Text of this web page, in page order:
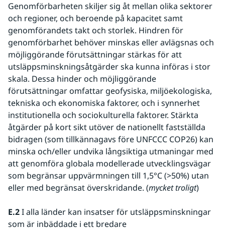
Genomförbarheten skiljer sig åt mellan olika sektorer
och regioner, och beroende på kapacitet samt
genomförandets takt och storlek. Hindren för
genomförbarhet behöver minskas eller avlägsnas och
möjliggörande förutsättningar stärkas för att
utsläppsminskningsåtgärder ska kunna införas i stor
skala. Dessa hinder och möjliggörande
förutsättningar omfattar geofysiska, miljöekologiska,
tekniska och ekonomiska faktorer, och i synnerhet
institutionella och sociokulturella faktorer. Stärkta
åtgärder på kort sikt utöver de nationellt fastställda
bidragen (som tillkännagavs före UNFCCC COP26) kan
minska och/eller undvika långsiktiga utmaningar med
att genomföra globala modellerade utvecklingsvägar
som begränsar uppvärmningen till 1,5°C (>50%) utan
eller med begränsat överskridande. (mycket troligt)
E.2 I alla länder kan insatser för utsläppsminskningar
som är inbäddade i ett bredare